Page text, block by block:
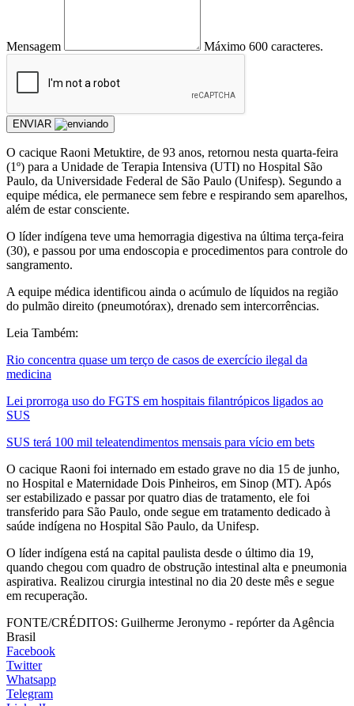
Mensagem Máximo 600 caracteres.
ENVIAR
O cacique Raoni Metuktire, de 93 anos, retornou nesta quarta-feira
(1º) para a Unidade de Terapia Intensiva (UTI) no Hospital São
Paulo, da Universidade Federal de São Paulo (Unifesp). Segundo a
equipe médica, ele permanece sem febre e respirando sem aparelhos,
além de estar consciente.
O líder indígena teve uma hemorragia digestiva na última terça-feira
(30), e passou por uma endoscopia e procedimentos para controle do
sangramento.
A equipe médica identificou ainda o acúmulo de líquidos na região
do pulmão direito (pneumotórax), drenado sem intercorrências.
Leia Também:
Rio concentra quase um terço de casos de exercício ilegal da
medicina
Lei prorroga uso do FGTS em hospitais filantrópicos ligados ao
SUS
SUS terá 100 mil teleatendimentos mensais para vício em bets
O cacique Raoni foi internado em estado grave no dia 15 de junho,
no Hospital e Maternidade Dois Pinheiros, em Sinop (MT). Após
ser estabilizado e passar por quatro dias de tratamento, ele foi
transferido para São Paulo, onde segue em tratamento dedicado à
saúde indígena no Hospital São Paulo, da Unifesp.
O líder indígena está na capital paulista desde o último dia 19,
quando chegou com quadro de obstrução intestinal alta e pneumonia
aspirativa. Realizou cirurgia intestinal no dia 20 deste mês e segue
em recuperação.
FONTE/CRÉDITOS: Guilherme Jeronymo - repórter da Agência
Brasil
Facebook
Twitter
Whatsapp
Telegram